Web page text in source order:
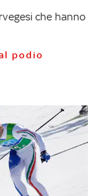
che hanno
podio